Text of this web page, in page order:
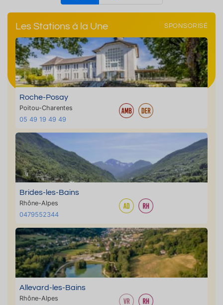
Les Stations à la Une SPONSORISÉ
Roche-Posay
Poitou-Charentes
05 49 19 49 49
Brides-les-Bains
Rhône-Alpes
0479552344
Allevard-les-Bains
Rhône-Alpes